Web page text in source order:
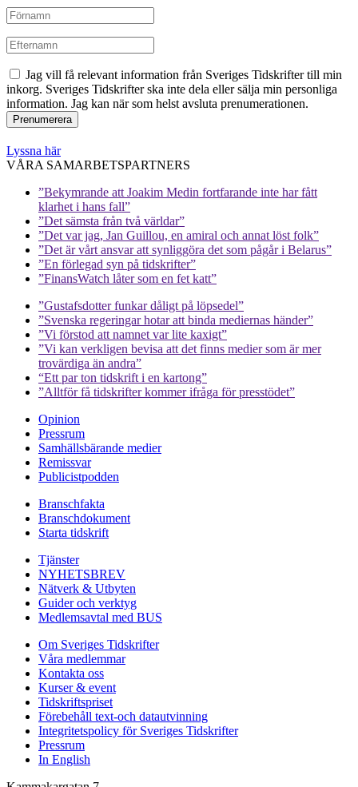
Jag vill få relevant information från Sveriges Tidskrifter till min
inkorg. Sveriges Tidskrifter ska inte dela eller sälja min personliga
information. Jag kan när som helst avsluta prenumerationen.
Lyssna här
VÅRA SAMARBETSPARTNERS
”Bekymrande att Joakim Medin fortfarande inte har fått
klarhet i hans fall”
”Det sämsta från två världar”
”Det var jag, Jan Guillou, en amiral och annat löst folk”
”Det är vårt ansvar att synliggöra det som pågår i Belarus”
”En förlegad syn på tidskrifter”
”FinansWatch låter som en fet katt”
”Gustafsdotter funkar dåligt på löpsedel”
”Svenska regeringar hotar att binda mediernas händer”
”Vi förstod att namnet var lite kaxigt”
”Vi kan verkligen bevisa att det finns medier som är mer
trovärdiga än andra”
“Ett par ton tidskrift i en kartong”
”Alltför få tidskrifter kommer ifråga för presstödet”
Opinion
Pressrum
Samhällsbärande medier
Remissvar
Publicistpodden
Branschfakta
Branschdokument
Starta tidskrift
Tjänster
NYHETSBREV
Nätverk & Utbyten
Guider och verktyg
Medlemsavtal med BUS
Om Sveriges Tidskrifter
Våra medlemmar
Kontakta oss
Kurser & event
Tidskriftspriset
Förebehåll text-och datautvinning
Integritetspolicy för Sveriges Tidskrifter
Pressrum
In English